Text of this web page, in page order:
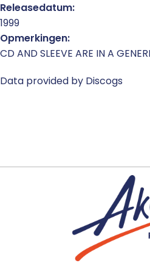
Releasedatum:
1999
Opmerkingen:
CD AND SLEEVE ARE IN A
Data provided by Discogs